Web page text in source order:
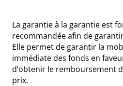
La garantie à la garantie est
recommandée afin de
Elle permet de garantir la
immédiate des fonds en
d’obtenir le remboursement
prix.